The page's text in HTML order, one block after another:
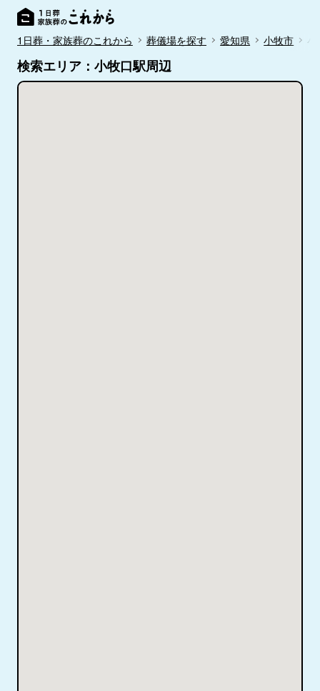
1日葬・家族葬のこれから 葬儀場を探す 愛知県 小牧市
検索エリア：小牧口駅周辺